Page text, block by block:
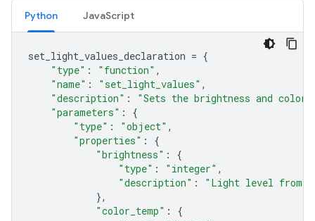
Python JavaScript
set_light_values_declaration = {
"type" : "function" ,
"name" : "set_light_values" ,
"description" :
"Sets the brightness and
"parameters" :
{
"type" : "object" ,
"properties" :
{
"brightness" :
{
"type" : "integer" ,
"description" :
"Light level from
},
"color_temp" :
{